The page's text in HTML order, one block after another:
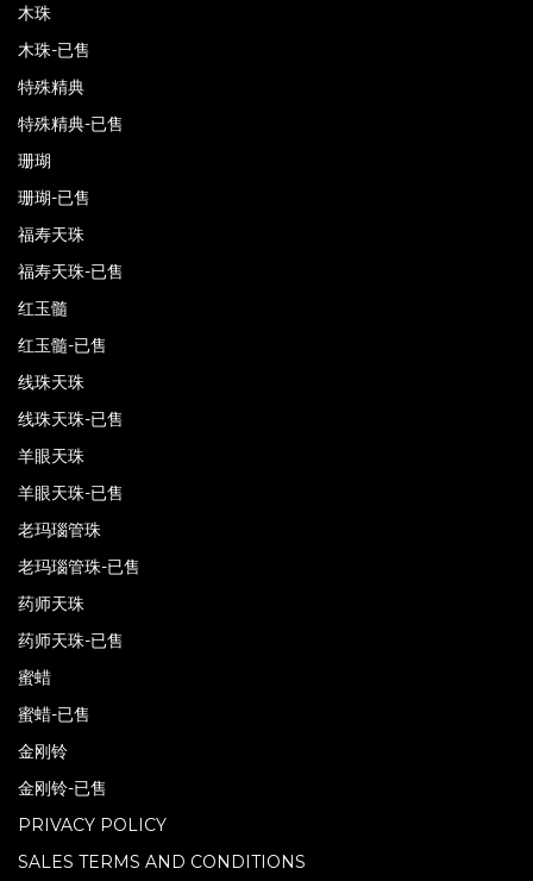
木珠
木珠-已售
特殊精典
特殊精典-已售
珊瑚
珊瑚-已售
福寿天珠
福寿天珠-已售
红玉髓
红玉髓-已售
线珠天珠
线珠天珠-已售
羊眼天珠
羊眼天珠-已售
老玛瑙管珠
老玛瑙管珠-已售
药师天珠
药师天珠-已售
蜜蜡
蜜蜡-已售
金刚铃
金刚铃-已售
PRIVACY POLICY
SALES TERMS AND CONDITIONS